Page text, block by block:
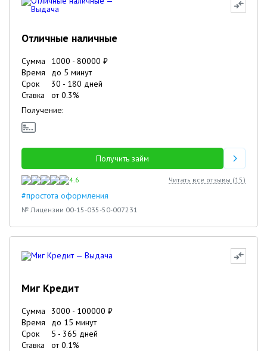
Отличные наличные
Сумма 1000 - 80000 ₽
Время
до 5 минут
Срок
30 - 180 дней
Ставка
от0.3%
Получение:
Получить займ
4.6 Читать все отзывы (15)
#простота оформления
№ Лицензии 00-15-035-50-007231
Миг Кредит
Сумма 3000 - 100000 ₽
Время
до 15 минут
Срок
5 - 365 дней
Ставка
от0.1%